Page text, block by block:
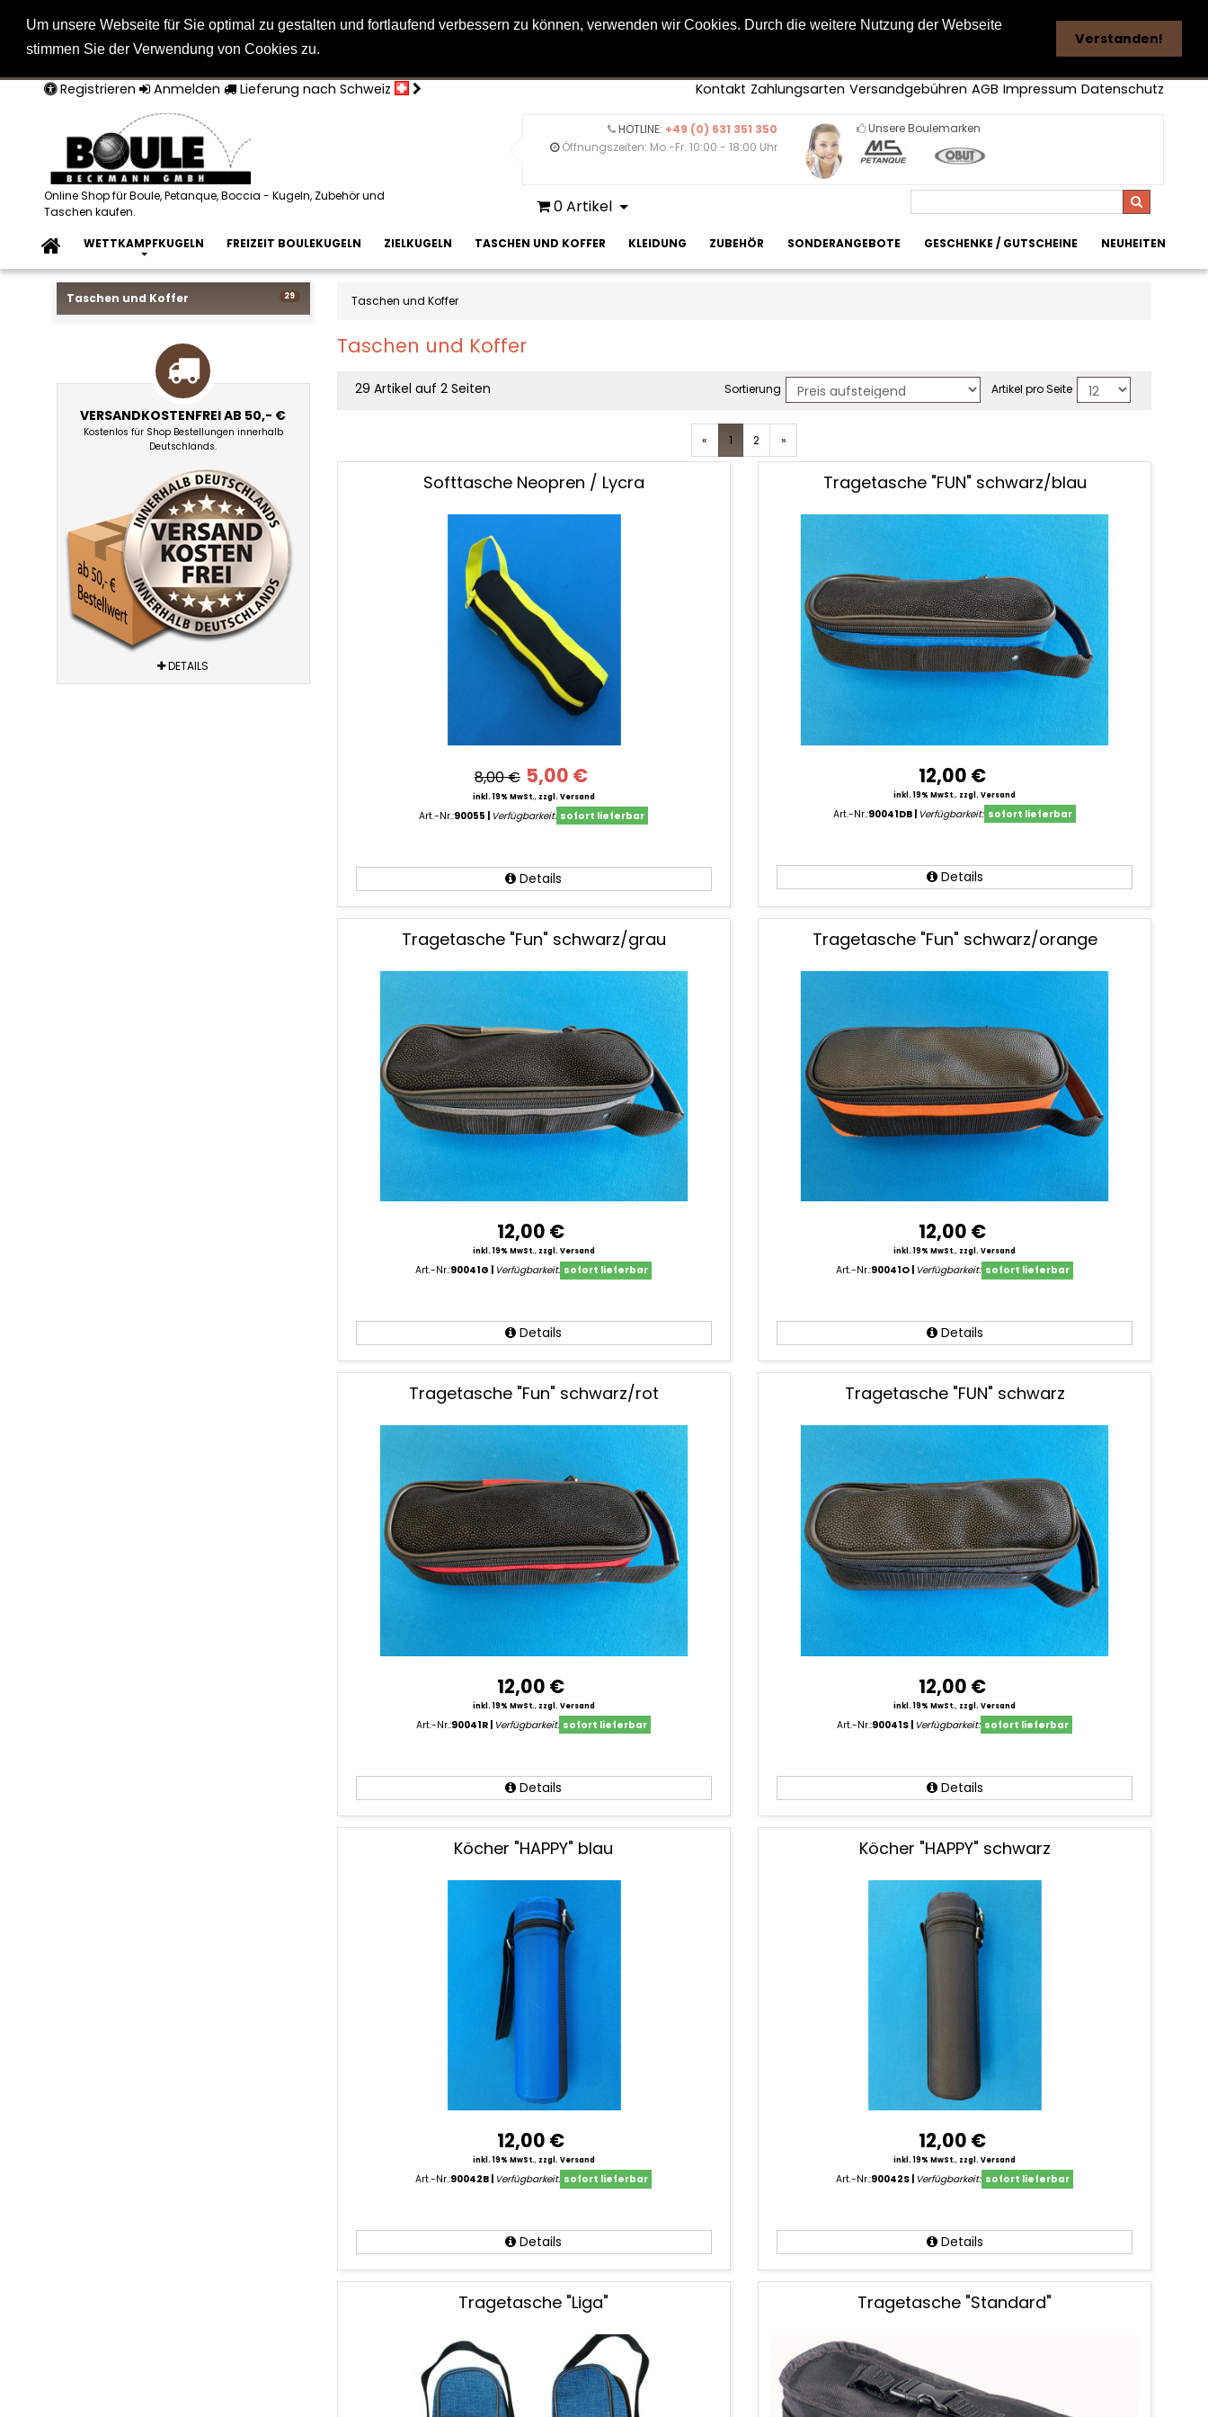
Um unsere Webseite für Sie optimal zu gestalten und fortlaufend verbessern zu können, verwenden wir Cookies. Durch die weitere Nutzung der Webseite
stimmen Sie der Verwendung von Cookies zu.
Verstanden!
Registrieren Anmelden Lieferung nach Schweiz Kontakt Zahlungsarten Versandgebühren AGB Impressum Datenschutz
Online Shop für Boule, Petanque, Boccia - Kugeln, Zubehör und
Taschen kaufen.
HOTLINE: +49 (0) 631 351 350
Öffnungszeiten: Mo.-Fr. 10:00 - 18:00 Uhr
Unsere Boulemarken
0Artikel Suchen
WETTKAMPFKUGELN FREIZEIT BOULEKUGELN ZIELKUGELN TASCHEN UND KOFFER KLEIDUNG ZUBEHÖR SONDERANGEBOTE GESCHENKE / GUTSCHEINE NEUHEITEN
Taschen und Koffer
Taschen und Koffer
29 Artikel auf 2 Seiten Sortierung Artikel pro Seite
« Zurück
1 2 »Vor
Softtasche Neopren / Lycra
8,00 € 5,00 €
inkl. 19% MwSt., zzgl. Versand
Art.-Nr.:90055 Verfügbarkeit: sofort lieferbar
Details
Tragetasche "FUN" schwarz/blau
12,00 €
inkl. 19% MwSt., zzgl. Versand
Art.-Nr.:90041DB Verfügbarkeit: sofort lieferbar
Details
Tragetasche "Fun" schwarz/grau
12,00 €
inkl. 19% MwSt., zzgl. Versand
Art.-Nr.:90041G Verfügbarkeit: sofort lieferbar
Details
Tragetasche "Fun" schwarz/orange
12,00 €
inkl. 19% MwSt., zzgl. Versand
Art.-Nr.:90041O Verfügbarkeit: sofort lieferbar
Details
Tragetasche "Fun" schwarz/rot
12,00 €
inkl. 19% MwSt., zzgl. Versand
Art.-Nr.:90041R Verfügbarkeit: sofort lieferbar
Details
Tragetasche "FUN" schwarz
12,00 €
inkl. 19% MwSt., zzgl. Versand
Art.-Nr.:90041S Verfügbarkeit: sofort lieferbar
Details
Köcher "HAPPY" blau
12,00 €
inkl. 19% MwSt., zzgl. Versand
Art.-Nr.:90042B Verfügbarkeit: sofort lieferbar
Details
Köcher "HAPPY" schwarz
12,00 €
inkl. 19% MwSt., zzgl. Versand
Art.-Nr.:90042S Verfügbarkeit: sofort lieferbar
Details
Tragetasche "Liga" Tragetasche "Standard"
Taschen und Koffer 29
VERSANDKOSTENFREI AB 50,- €
Kostenlos für Shop Bestellungen innerhalb
Deutschlands.
DETAILS